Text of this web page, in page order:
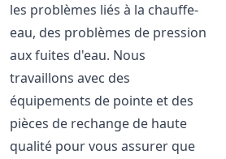
les problèmes liés à la chauffe-
eau, des problèmes de pression
aux fuites d'eau. Nous
travaillons avec des
équipements de pointe et des
pièces de rechange de haute
qualité pour vous assurer que